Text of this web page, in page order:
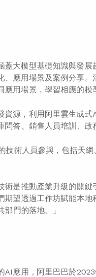
大模型基礎知識與發
應用場景及案例分享
用場景，學習相應的模
資源，利用阿里雲生成
答、銷售人員培訓、政
術人員參與，包括天網
術是推動產業升級的關
望透過工作坊賦能本
門的落地。」
AI應用，阿里巴巴於